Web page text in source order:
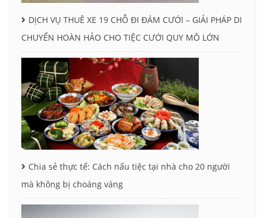
DỊCH VỤ THUÊ XE 19 CHỖ ĐI ĐÁM CƯỚI – GIẢI PHÁP DI
CHUYỂN HOÀN HẢO CHO TIỆC CƯỚI QUY MÔ LỚN
Chia sẻ thực tế: Cách nấu tiệc tại nhà cho 20 người
mà không bị choáng váng